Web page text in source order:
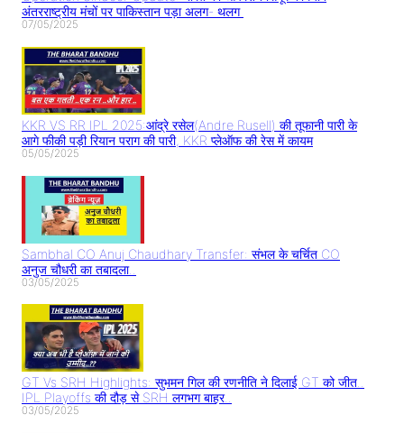
अंतरराष्ट्रीय मंचों पर पाकिस्तान पड़ा अलग- थलग
07/05/2025
KKR VS RR IPL 2025:आंद्रे रसेल(Andre Rusell) की तूफानी पारी के
आगे फीकी पड़ी रियान पराग की पारी, KKR प्लेऑफ की रेस में कायम
05/05/2025
Sambhal CO Anuj Chaudhary Transfer: संभल के चर्चित CO
अनुज चौधरी का तबादला..
03/05/2025
GT Vs SRH Highlights: सुभमन गिल की रणनीति ने दिलाई GT को जीत..
IPL Playoffs की दौड़ से SRH लगभग बाहर..
03/05/2025